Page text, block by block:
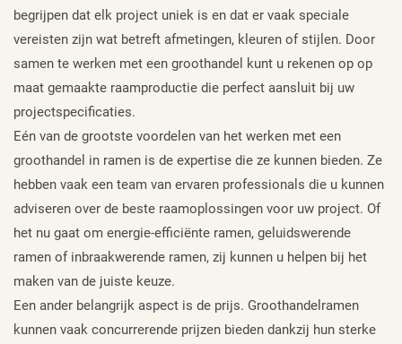
begrijpen dat elk project uniek is en dat er vaak speciale
vereisten zijn wat betreft afmetingen, kleuren of stijlen. Door
samen te werken met een groothandel kunt u rekenen op op
maat gemaakte raamproductie die perfect aansluit bij uw
projectspecificaties.
Eén van de grootste voordelen van het werken met een
groothandel in ramen is de expertise die ze kunnen bieden. Ze
hebben vaak een team van ervaren professionals die u kunnen
adviseren over de beste raamoplossingen voor uw project. Of
het nu gaat om energie-efficiënte ramen, geluidswerende
ramen of inbraakwerende ramen, zij kunnen u helpen bij het
maken van de juiste keuze.
Een ander belangrijk aspect is de prijs. Groothandelramen
kunnen vaak concurrerende prijzen bieden dankzij hun sterke